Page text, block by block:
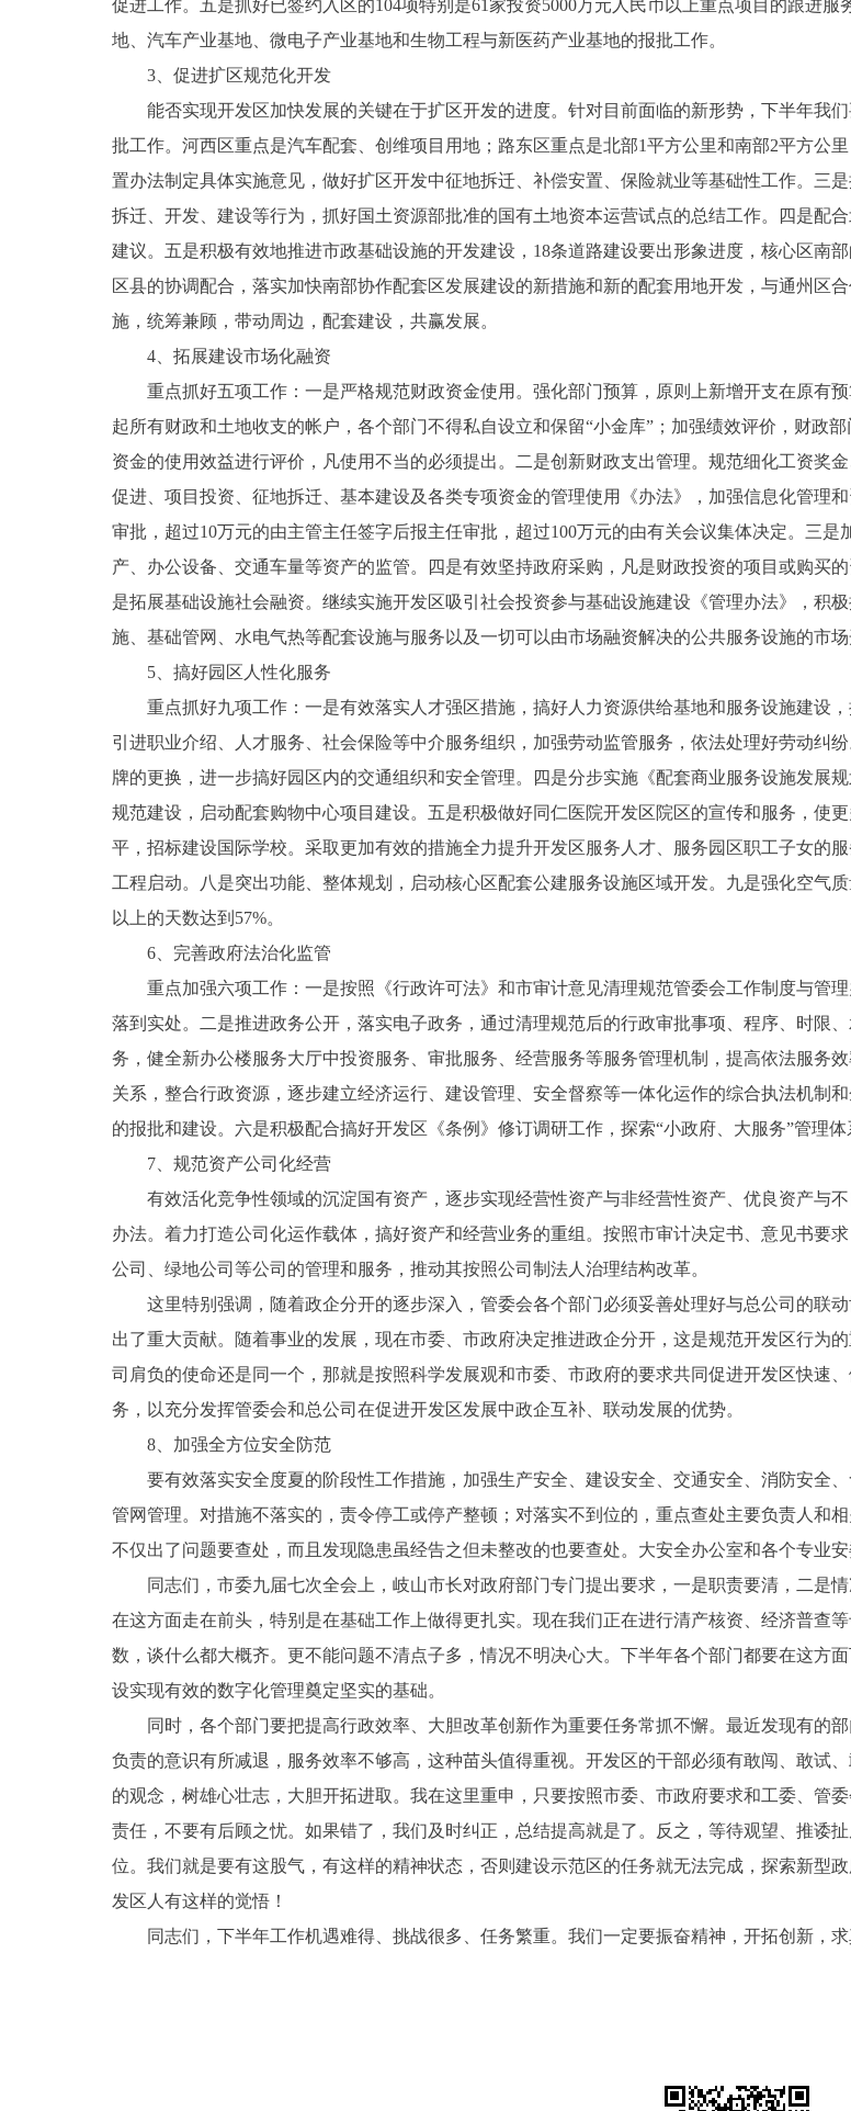
促进工作。五是抓好已签约入区的104项特别是61家投资5000万元人民币以上重点项目的跟进
地、汽车产业基地、微电子产业基地和生物工程与新医药产业基地的报批工作。
3、促进扩区规范化开发
能否实现开发区加快发展的关键在于扩区开发的进度。针对目前面临的新形势，下半年我
批工作。河西区重点是汽车配套、创维项目用地；路东区重点是北部1平方公里和南部2平方公
置办法制定具体实施意见，做好扩区开发中征地拆迁、补偿安置、保险就业等基础性工作。三
拆迁、开发、建设等行为，抓好国土资源部批准的国有土地资本运营试点的总结工作。四是配
建议。五是积极有效地推进市政基础设施的开发建设，18条道路建设要出形象进度，核心区南
区县的协调配合，落实加快南部协作配套区发展建设的新措施和新的配套用地开发，与通州区
施，统筹兼顾，带动周边，配套建设，共赢发展。
4、拓展建设市场化融资
重点抓好五项工作：一是严格规范财政资金使用。强化部门预算，原则上新增开支在原有
起所有财政和土地收支的帐户，各个部门不得私自设立和保留“小金库”；加强绩效评价，财政
资金的使用效益进行评价，凡使用不当的必须提出。二是创新财政支出管理。规范细化工资奖
促进、项目投资、征地拆迁、基本建设及各类专项资金的管理使用《办法》，加强信息化管理
审批，超过10万元的由主管主任签字后报主任审批，超过100万元的由有关会议集体决定。三
产、办公设备、交通车量等资产的监管。四是有效坚持政府采购，凡是财政投资的项目或购买
是拓展基础设施社会融资。继续实施开发区吸引社会投资参与基础设施建设《管理办法》，积
施、基础管网、水电气热等配套设施与服务以及一切可以由市场融资解决的公共服务设施的市场
5、搞好园区人性化服务
重点抓好九项工作：一是有效落实人才强区措施，搞好人力资源供给基地和服务设施建设
引进职业介绍、人才服务、社会保险等中介服务组织，加强劳动监管服务，依法处理好劳动纠
牌的更换，进一步搞好园区内的交通组织和安全管理。四是分步实施《配套商业服务设施发展
规范建设，启动配套购物中心项目建设。五是积极做好同仁医院开发区院区的宣传和服务，使
平，招标建设国际学校。采取更加有效的措施全力提升开发区服务人才、服务园区职工子女的
工程启动。八是突出功能、整体规划，启动核心区配套公建服务设施区域开发。九是强化空气
以上的天数达到57%。
6、完善政府法治化监管
重点加强六项工作：一是按照《行政许可法》和市审计意见清理规范管委会工作制度与管
落到实处。二是推进政务公开，落实电子政务，通过清理规范后的行政审批事项、程序、时限
务，健全新办公楼服务大厅中投资服务、审批服务、经营服务等服务管理机制，提高依法服务
关系，整合行政资源，逐步建立经济运行、建设管理、安全督察等一体化运作的综合执法机制
的报批和建设。六是积极配合搞好开发区《条例》修订调研工作，探索“小政府、大服务”管理体
7、规范资产公司化经营
有效活化竞争性领域的沉淀国有资产，逐步实现经营性资产与非经营性资产、优良资产与
办法。着力打造公司化运作载体，搞好资产和经营业务的重组。按照市审计决定书、意见书要
公司、绿地公司等公司的管理和服务，推动其按照公司制法人治理结构改革。
这里特别强调，随着政企分开的逐步深入，管委会各个部门必须妥善处理好与总公司的联
出了重大贡献。随着事业的发展，现在市委、市政府决定推进政企分开，这是规范开发区行为
司肩负的使命还是同一个，那就是按照科学发展观和市委、市政府的要求共同促进开发区快速
务，以充分发挥管委会和总公司在促进开发区发展中政企互补、联动发展的优势。
8、加强全方位安全防范
要有效落实安全度夏的阶段性工作措施，加强生产安全、建设安全、交通安全、消防安全
管网管理。对措施不落实的，责令停工或停产整顿；对落实不到位的，重点查处主要负责人和
不仅出了问题要查处，而且发现隐患虽经告之但未整改的也要查处。大安全办公室和各个专业
同志们，市委九届七次全会上，岐山市长对政府部门专门提出要求，一是职责要清，二是
在这方面走在前头，特别是在基础工作上做得更扎实。现在我们正在进行清产核资、经济普查
数，谈什么都大概齐。更不能问题不清点子多，情况不明决心大。下半年各个部门都要在这方
设实现有效的数字化管理奠定坚实的基础。
同时，各个部门要把提高行政效率、大胆改革创新作为重要任务常抓不懈。最近发现有的
负责的意识有所减退，服务效率不够高，这种苗头值得重视。开发区的干部必须有敢闯、敢试
的观念，树雄心壮志，大胆开拓进取。我在这里重申，只要按照市委、市政府要求和工委、管
责任，不要有后顾之忧。如果错了，我们及时纠正，总结提高就是了。反之，等待观望、推诿
位。我们就是要有这股气，有这样的精神状态，否则建设示范区的任务就无法完成，探索新型
发区人有这样的觉悟！
同志们，下半年工作机遇难得、挑战很多、任务繁重。我们一定要振奋精神，开拓创新，求